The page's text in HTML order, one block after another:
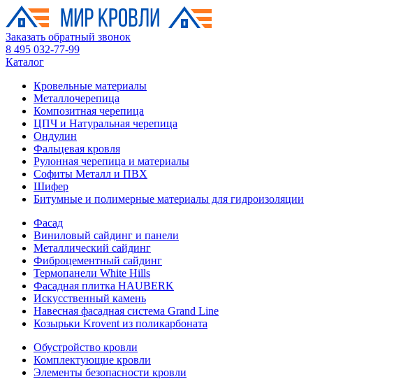
Заказать обратный звонок
8 495 032-77-99
Каталог
Кровельные материалы
Металлочерепица
Композитная черепица
ЦПЧ и Натуральная черепица
Ондулин
Фальцевая кровля
Рулонная черепица и материалы
Софиты Металл и ПВХ
Шифер
Битумные и полимерные материалы для гидроизоляции
Фасад
Виниловый сайдинг и панели
Металлический сайдинг
Фиброцементный сайдинг
Термопанели White Hills
Фасадная плитка HAUBERK
Искусственный камень
Навесная фасадная система Grand Line
Козырьки Krovent из поликарбоната
Обустройство кровли
Комплектующие кровли
Элементы безопасности кровли